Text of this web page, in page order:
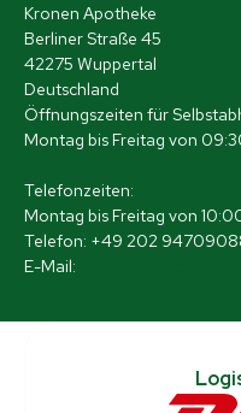
Kronen Apotheke
Berliner Straße 45
42275 Wuppertal
Deutschland
Öffnungszeiten für
Montag bis Freitag von
Telefonzeiten:
Montag bis Freitag von
Telefon: +49 202
E-Mail: